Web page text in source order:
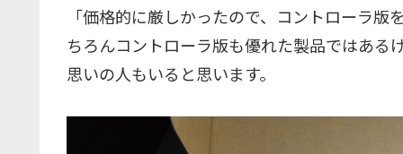
「価格的に厳しかったので、コントローラ
ちろんコントローラ版も優れた製品ではあ
思いの人もいると思います。